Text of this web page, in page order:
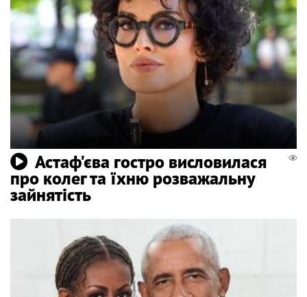
Астаф'єва гостро висловилася
про колег та їхню розважальну
зайнятість